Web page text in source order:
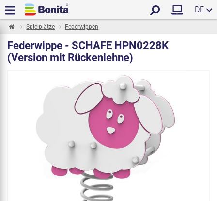
DE
Spielplätze Federwippen
Federwippe - SCHAFE HPN0228K
(Version mit Rückenlehne)